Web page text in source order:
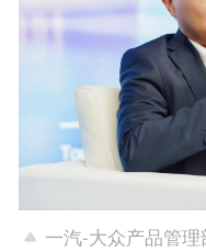
一汽-大众产品管